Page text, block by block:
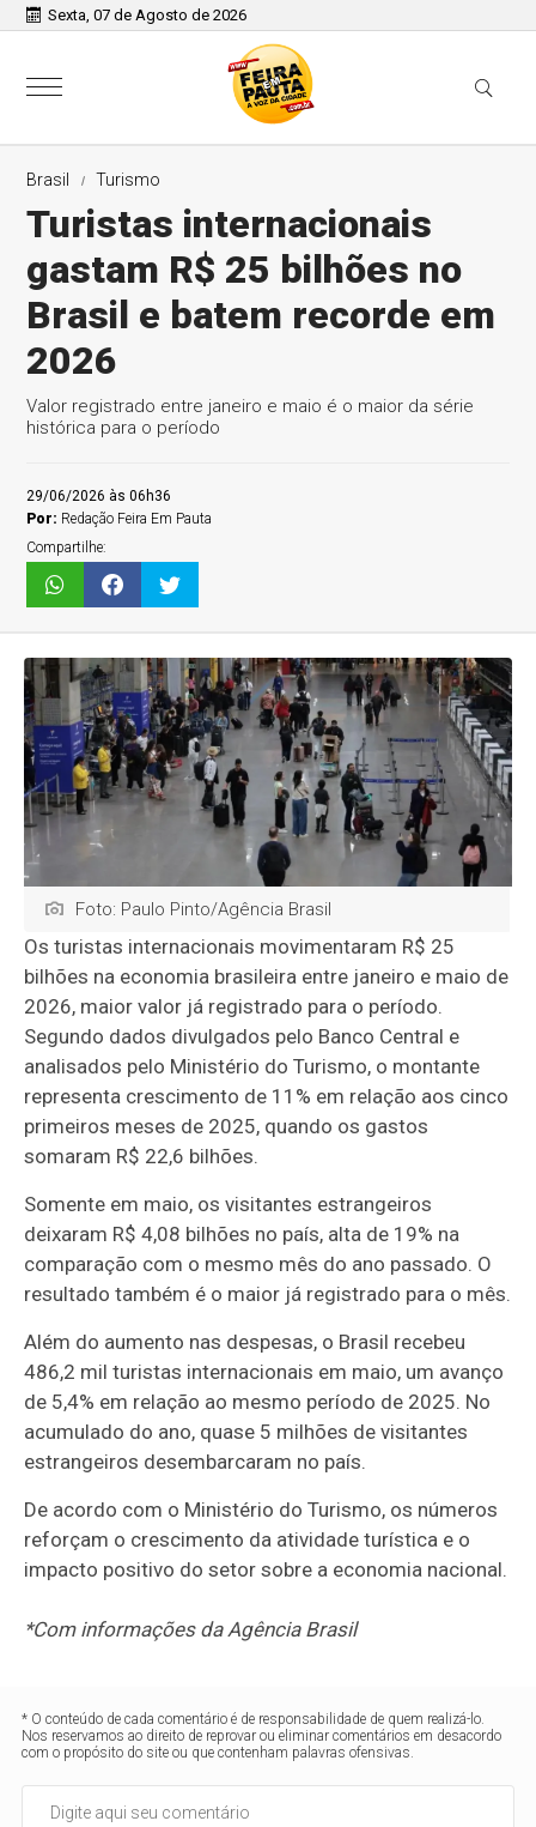
Sexta, 07 de Agosto de 2026
Brasil Turismo
Turistas internacionais
gastam R$ 25 bilhões no
Brasil e batem recorde em
2026
Valor registrado entre janeiro e maio é o maior da série
histórica para o período
29/06/2026 às 06h36
Por: Redação Feira Em Pauta
Compartilhe:
Foto: Paulo Pinto/Agência Brasil
Os turistas internacionais movimentaram R$ 25
bilhões na economia brasileira entre janeiro e maio de
2026, maior valor já registrado para o período.
Segundo dados divulgados pelo Banco Central e
analisados pelo Ministério do Turismo, o montante
representa crescimento de 11% em relação aos cinco
primeiros meses de 2025, quando os gastos
somaram R$ 22,6 bilhões.
Somente em maio, os visitantes estrangeiros
deixaram R$ 4,08 bilhões no país, alta de 19% na
comparação com o mesmo mês do ano passado. O
resultado também é o maior já registrado para o mês.
Além do aumento nas despesas, o Brasil recebeu
486,2 mil turistas internacionais em maio, um avanço
de 5,4% em relação ao mesmo período de 2025. No
acumulado do ano, quase 5 milhões de visitantes
estrangeiros desembarcaram no país.
De acordo com o Ministério do Turismo, os números
reforçam o crescimento da atividade turística e o
impacto positivo do setor sobre a economia nacional.
*Com informações da Agência Brasil
* O conteúdo de cada comentário é de responsabilidade de quem realizá-lo.
Nos reservamos ao direito de reprovar ou eliminar comentários em desacordo
com o propósito do site ou que contenham palavras ofensivas.